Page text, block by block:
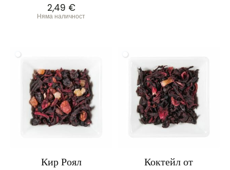
2,49 €
Няма наличност
Кир Роял
Коктейл от